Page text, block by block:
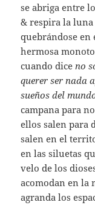
se abriga entre
& respira la
quebrándose en
hermosa
cuando diceno
querer ser nada
sueños del
campana para
ellos salen para
salen en el
en las siluetas
velo de los
acomodan en la
agranda los